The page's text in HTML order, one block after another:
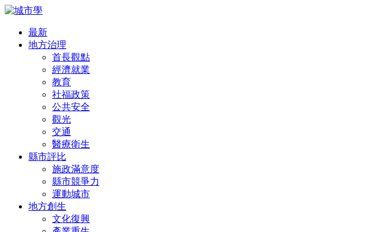
最新
地方治理
首長觀點
經濟就業
教育
社福政策
公共安全
觀光
交通
醫療衛生
縣市評比
施政滿意度
縣市競爭力
運動城市
地方創生
文化復興